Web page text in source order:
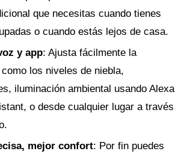
que necesitas cuando tienes
o cuando estás lejos de casa.
y app: Ajusta fácilmente la
los niveles de niebla,
iluminación ambiental usando Alexa
o desde cualquier lugar a través
mejor confort: Por fin puedes